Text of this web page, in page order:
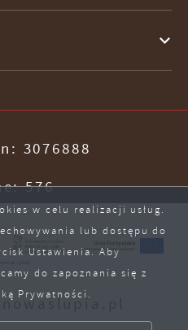
3076888
576
w celu realizacji usług.
lub dostępu do
Ustawienia. Aby
do zapoznania się z
Prywatności.